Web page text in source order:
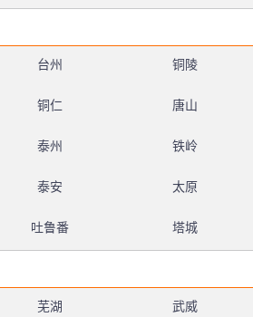
台州 铜陵
铜仁 唐山
泰州 铁岭
泰安 太原
吐鲁番 塔城
芜湖 武威